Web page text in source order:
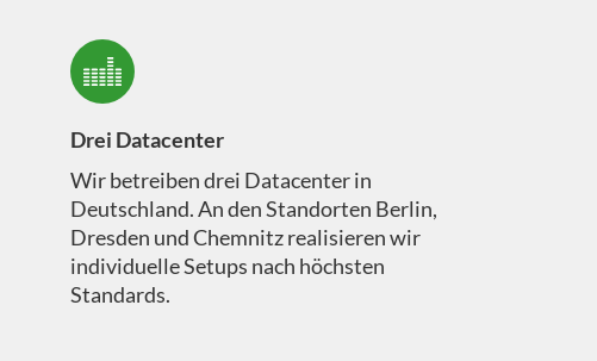
Drei Datacenter
Wir betreiben drei Datacenter in
Deutschland. An den Standorten Berlin,
Dresden und Chemnitz realisieren wir
individuelle Setups nach höchsten
Standards.